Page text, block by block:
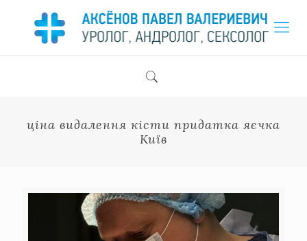
ціна видалення кісти придатка яєчка
Київ